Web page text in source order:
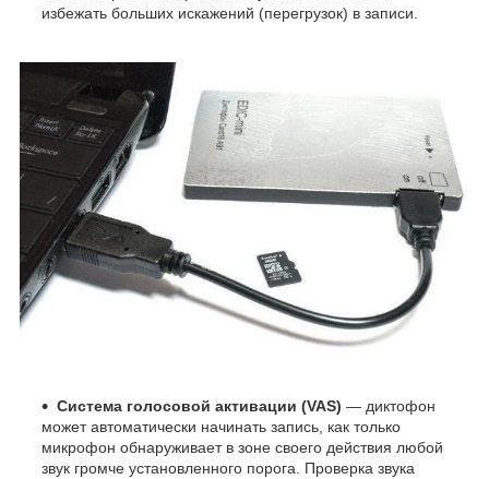
избежать больших искажений (перегрузок) в записи.
Система голосовой активации (VAS) — диктофон
может автоматически начинать запись, как только
микрофон обнаруживает в зоне своего действия любой
звук громче установленного порога. Проверка звука